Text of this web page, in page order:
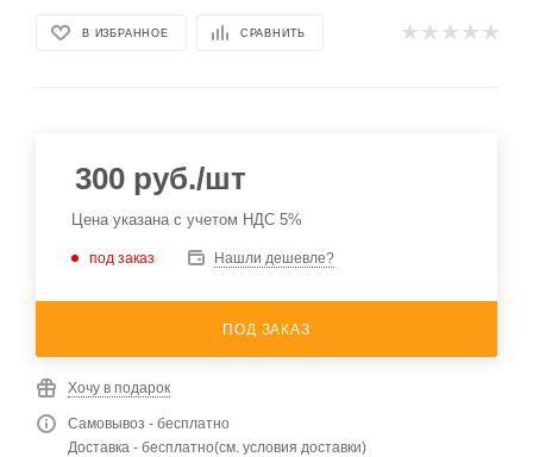
В ИЗБРАННОЕ СРАВНИТЬ
300 руб./шт
Цена указана с учетом НДС 5%
под заказ Нашли дешевле?
ПОД ЗАКАЗ
Хочу в подарок
Самовывоз - бесплатно
Доставка - бесплатно(см. условия доставки)